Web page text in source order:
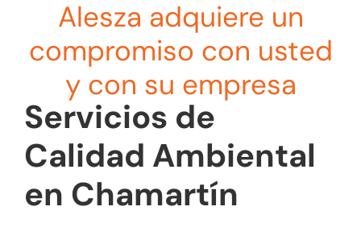
Alesza adquiere un
compromiso con usted
y con su empresa
Servicios de
Calidad Ambiental
en Chamartín